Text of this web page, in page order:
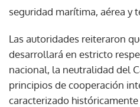
seguridad marítima, aérea y
Las autoridades reiteraron
desarrollará en estricto
nacional, la neutralidad del
principios de cooperación
caracterizado